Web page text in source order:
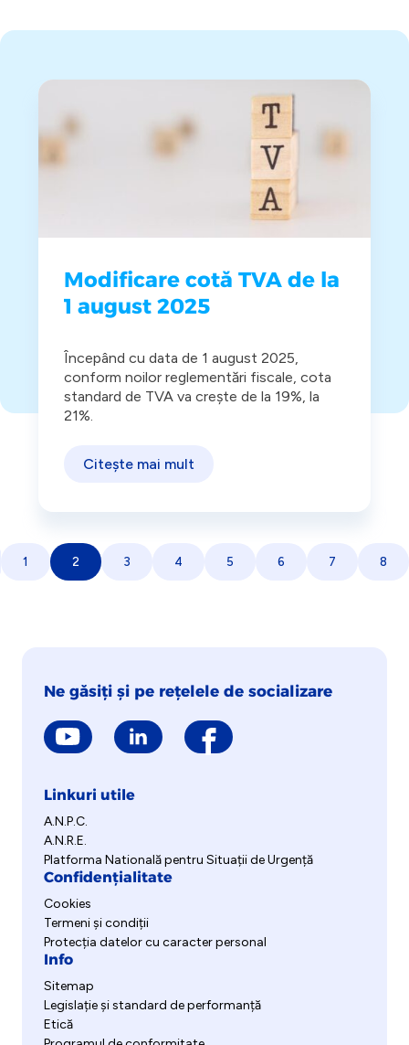
Modificare cotă TVA de la
1 august 2025
Începând cu data de 1 august 2025,
conform noilor reglementări fiscale, cota
standard de TVA va crește de la 19%, la
21%.
Citește mai mult
1 2 3 4 5 6 7 8
Ne găsiți și pe rețelele de socializare
Linkuri utile
A.N.P.C.
A.N.R.E.
Platforma Natională pentru Situații de Urgență
Confidențialitate
Cookies
Termeni și condiții
Protecția datelor cu caracter personal
Info
Sitemap
Legislație și standard de performanță
Etică